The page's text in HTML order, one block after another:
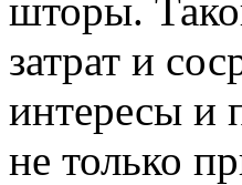
шторы.
затрат и
интересы и
не только